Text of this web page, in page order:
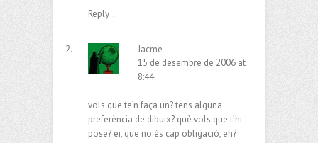
Reply ↓
Jacme
15 de desembre de 2006 at
8:44
vols que te’n faça un? tens alguna
preferència de dibuix? què vols que t’hi
pose? ei, que no és cap obligació, eh?